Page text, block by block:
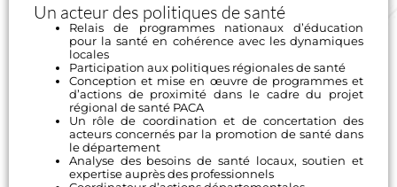
Un acteur des politiques de santé
Relais de programmes nationaux d’éducation
pour la santé en cohérence avec les dynamiques
locales
Participation aux politiques régionales de santé
Conception et mise en œuvre de programmes et
d’actions de proximité dans le cadre du projet
régional de santé PACA
Un rôle de coordination et de concertation des
acteurs concernés par la promotion de santé dans
le département
Analyse des besoins de santé locaux, soutien et
expertise auprès des professionnels